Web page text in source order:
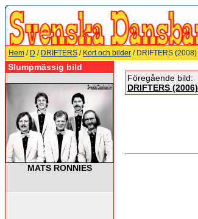
Hem / D / DRIFTERS / Kort och bilder / DRIFTERS (2008)
Slumpmässig bild
MATS RONNIES
Föregående bild:
DRIFTERS (2006)